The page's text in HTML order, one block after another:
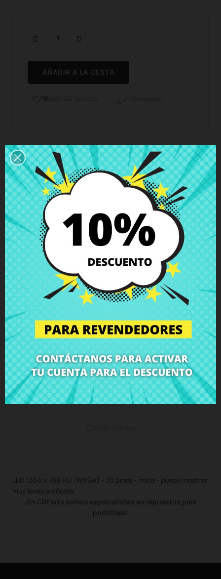
AÑADIR A LA CESTA
Horario del servicio de atención al cliente
Estamos disponibles de lunes a viernes de 10 a 18
horas
Envío y Entrega
Entregas en España posible en 24h - 48h, en
Europa 3 - 6 días hábiles
Política de Devolución
Puedes devolver todos los productos en un plazo
de 15 días - garantizado!
Descripción
Detalles del producto
Grados
LED 1366 x 768 HD (WXGA) - 30 pines - mate - puede mostrar
muy leves arañazos
¡En CRParts somos especialistas en repuestos para
portátiles!